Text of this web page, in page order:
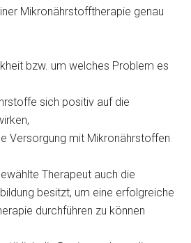
Mikronährstofftherapie genau
bzw. um welches Problem es
sich positiv auf die
Versorgung mit Mikronährstoffen
Therapeut auch die
besitzt, um eine erfolgreiche
durchführen zu können